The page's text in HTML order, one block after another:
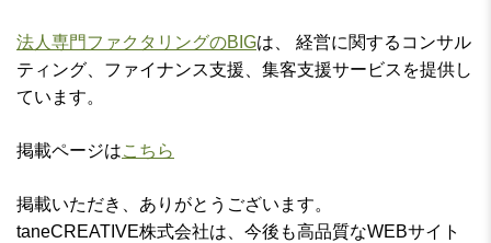
法人専門ファクタリングのBIGは、 経営に関するコンサル
ティング、ファイナンス支援、集客支援サービスを提供し
ています。
掲載ページはこちら
掲載いただき、ありがとうございます。
taneCREATIVE株式会社は、今後も高品質なWEBサイト